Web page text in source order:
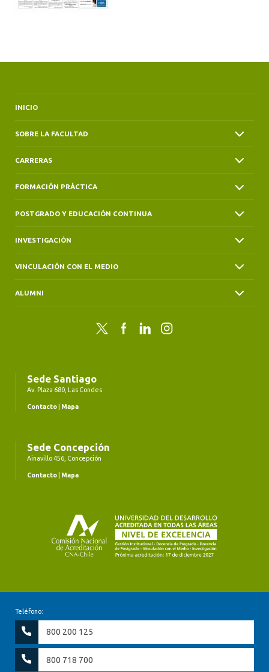
INICIO
SOBRE LA FACULTAD
CARRERAS
FORMACIÓN PRÁCTICA
POSTGRADO Y EDUCACIÓN CONTINUA
INVESTIGACIÓN
VINCULACIÓN CON EL MEDIO
ALUMNI
Twitter FacebookLinkedInInstagram
Sede Santiago
Av. Plaza 680, Las Condes
Contacto Mapa
Sede Concepción
Ainavillo 456, Concepción
Contacto Mapa
Teléfono:
800 200 125
800 718 700